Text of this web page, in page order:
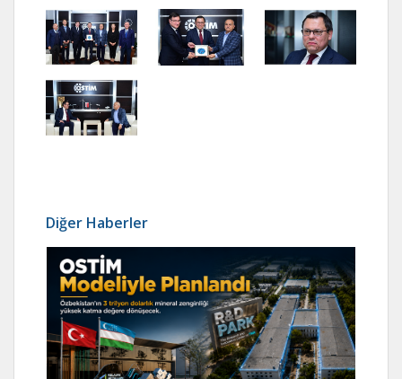
Diğer Haberler